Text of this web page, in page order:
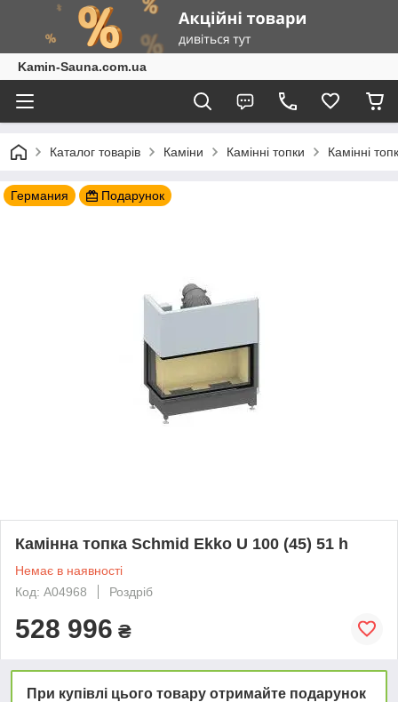
Kamin-Sauna.com.ua
Каталог товарів Каміни Камінні топки Камінні
Германия Подарунок
Камінна топка Schmid Ekko U 100 (45) 51 h
Немає в наявності
Код: А04968
Роздріб
528 996 ₴
При купівлі цього товару отримайте подарунок